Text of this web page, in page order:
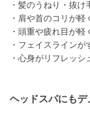
・髪のうねり・抜
・肩や首のコリが軽
・頭重や疲れ目が軽
・フェイスラインが
・心身がリフレッシ
ヘッドスパにもデ